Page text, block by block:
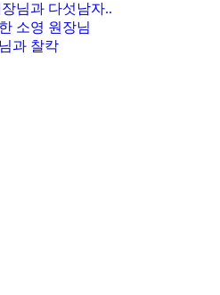
님과 다섯남자..
소영 원장님
과 찰칵